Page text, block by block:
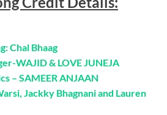
Chal Bhaag
WAJID & LOVE JUNEJA
– SAMEER ANJAAN
Jackky Bhagnani and Lauren